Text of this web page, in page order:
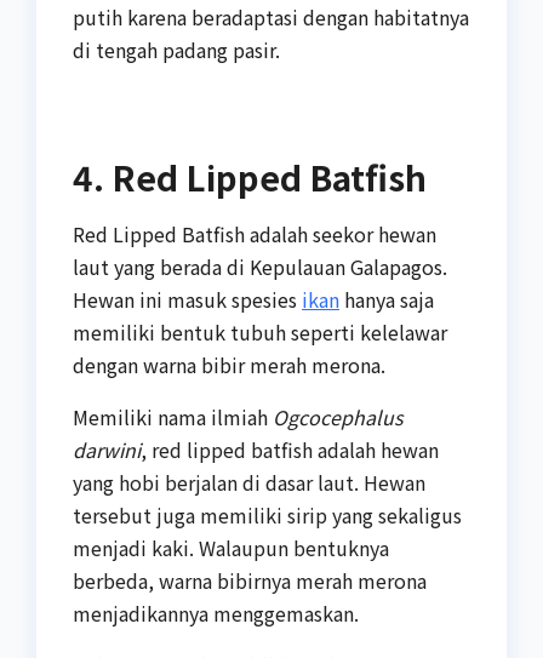
putih karena beradaptasi dengan habitatnya
di tengah padang pasir.
4. Red Lipped Batfish
Red Lipped Batfish adalah seekor hewan
laut yang berada di Kepulauan Galapagos.
Hewan ini masuk spesies ikan hanya saja
memiliki bentuk tubuh seperti kelelawar
dengan warna bibir merah merona.
Memiliki nama ilmiah Ogcocephalus
darwini, red lipped batfish adalah hewan
yang hobi berjalan di dasar laut. Hewan
tersebut juga memiliki sirip yang sekaligus
menjadi kaki. Walaupun bentuknya
berbeda, warna bibirnya merah merona
menjadikannya menggemaskan.